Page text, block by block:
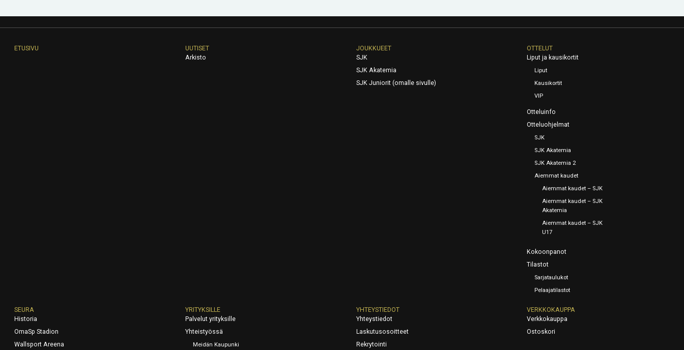
ETUSIVU
UUTISET
Arkisto
JOUKKUEET
SJK
SJK Akatemia
SJK Juniorit (omalle sivulle)
OTTELUT
Liput ja kausikortit
Liput
Kausikortit
VIP
Otteluinfo
Otteluohjelmat
SJK
SJK Akatemia
SJK Akatemia 2
Aiemmat kaudet
Aiemmat kaudet – SJK
Aiemmat kaudet – SJK
Akatemia
Aiemmat kaudet – SJK
U17
Kokoonpanot
Tilastot
Sarjataulukot
Pelaajatilastot
SEURA
Historia
OmaSp Stadion
Wallsport Areena
YRITYKSILLE
Palvelut yrityksille
Yhteistyössä
Meidän Kaupunki
YHTEYSTIEDOT
Yhteystiedot
Laskutusosoitteet
Rekrytointi
VERKKOKAUPPA
Verkkokauppa
Ostoskori